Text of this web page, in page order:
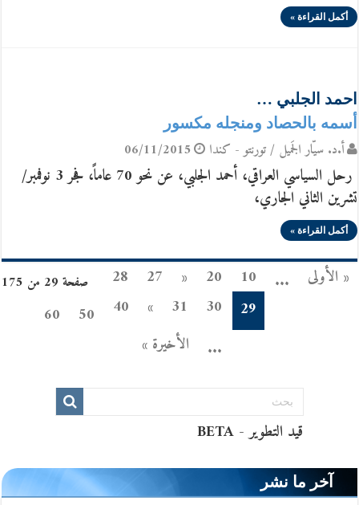
أكمل القراءة »
احمد الجلبي …
أسمه بالحصاد ومنجله مكسور
أ.د. سيّار الجَميل / تورنتو - كندا 06/11/2015
رحل السياسي العراقي، أحمد الجلبي، عن نحو 70 عاماً، فجر 3 نوفمبر/
تشرين الثاني الجاري،
أكمل القراءة »
صفحة 29 من 175 « الأولى ...
10
20
«
27
28
29
30
31
»
40
50
60
...
الأخيرة »
آخر ما نشر